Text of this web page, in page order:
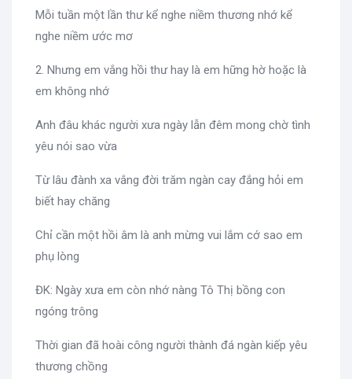
Mỗi tuần một lần thư kể nghe niềm thương nhớ kể
nghe niềm ước mơ
2. Nhưng em vắng hồi thư hay là em hững hờ hoặc là
em không nhớ
Anh đâu khác người xưa ngày lẫn đêm mong chờ tình
yêu nói sao vừa
Từ lâu đành xa vắng đời trăm ngàn cay đắng hỏi em
biết hay chăng
Chỉ cần một hồi âm là anh mừng vui lắm cớ sao em
phụ lòng
ĐK: Ngày xưa em còn nhớ nàng Tô Thị bồng con
ngóng trông
Thời gian đã hoài công người thành đá ngàn kiếp yêu
thương chồng